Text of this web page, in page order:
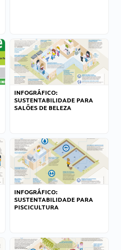
INFOGRÁFICO:
SUSTENTABILIDADE PARA
SALÕES DE BELEZA
INFOGRÁFICO:
SUSTENTABILIDADE PARA
PISCICULTURA